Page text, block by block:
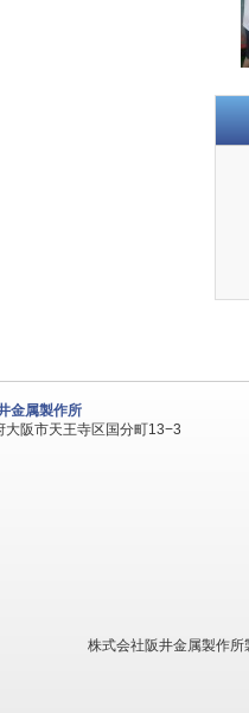
金属製作所
阪市天王寺区国分町13−3
株式会社阪井金属製作所